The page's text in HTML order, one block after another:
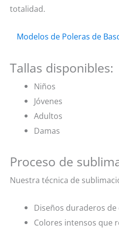
totalidad.
Modelos de Poleras de
Tallas disponibles:
Niños
Jóvenes
Adultos
Damas
Proceso de
Nuestra técnica de
Diseños duraderos
Colores intensos que